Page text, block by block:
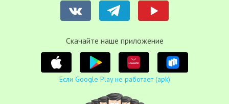
Cкачайте наше приложение
Если Google Play не работает (apk)